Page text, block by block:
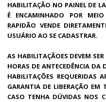
HABILITAÇÃO NO PAINEL DE
É ENCAMINHADO POR
RAPIDÃO VENDE
USUÁRIO AO SE CADASTRAR.
AS HABILITAÇÃOES DEVEM
HORAS DE ANTECEDÊNCIA
HABILITAÇÕES REQUERIDAS
GARANTIA DE LIBERAÇÃO EM
CASO TENHA DÚVIDAS NOS